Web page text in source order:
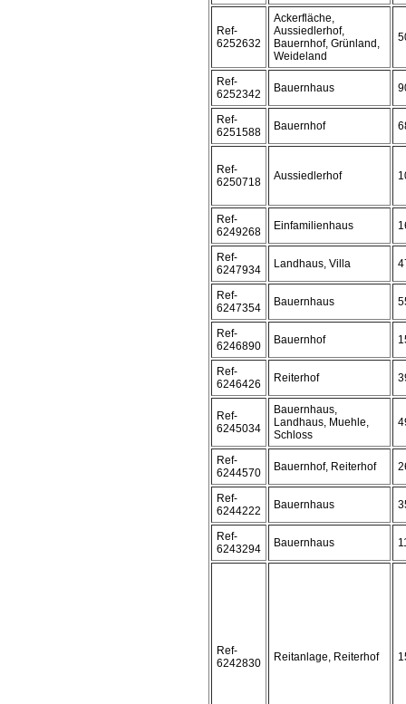
Ref-
6252632
Ackerfläche,
Aussiedlerhof,
Bauernhof, Grünland,
Weideland
Ref-
6252342
Bauernhaus
Ref-
6251588
Bauernhof
Ref-
6250718
Aussiedlerhof
Ref-
6249268
Einfamilienhaus
Ref-
6247934
Landhaus, Villa
Ref-
6247354
Bauernhaus
Ref-
6246890
Bauernhof
Ref-
6246426
Reiterhof
Ref-
6245034
Bauernhaus,
Landhaus, Muehle,
Schloss
Ref-
6244570
Bauernhof, Reiterhof
Ref-
6244222
Bauernhaus
Ref-
6243294
Bauernhaus
Ref-
6242830
Reitanlage, Reiterhof